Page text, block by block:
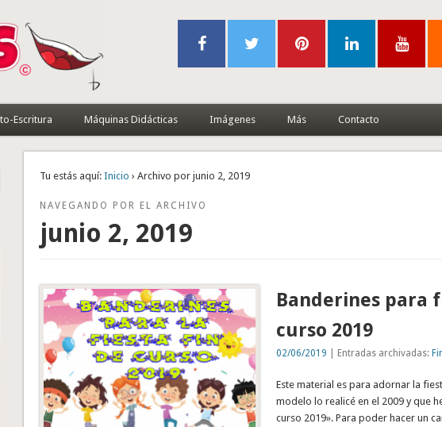
Escritura Máquinas Didácticas Imágenes Más Contacto
Tu estás aquí: Inicio › Archivo por junio 2, 2019
NAVEGANDO POR EL ARCHIVO
junio 2, 2019
Banderines para
curso 2019
02/06/2019 | Entradas archivadas:
Este material es para adornar la
modelo lo realicé en el 2009 y que
curso 2019». Para poder hacer un